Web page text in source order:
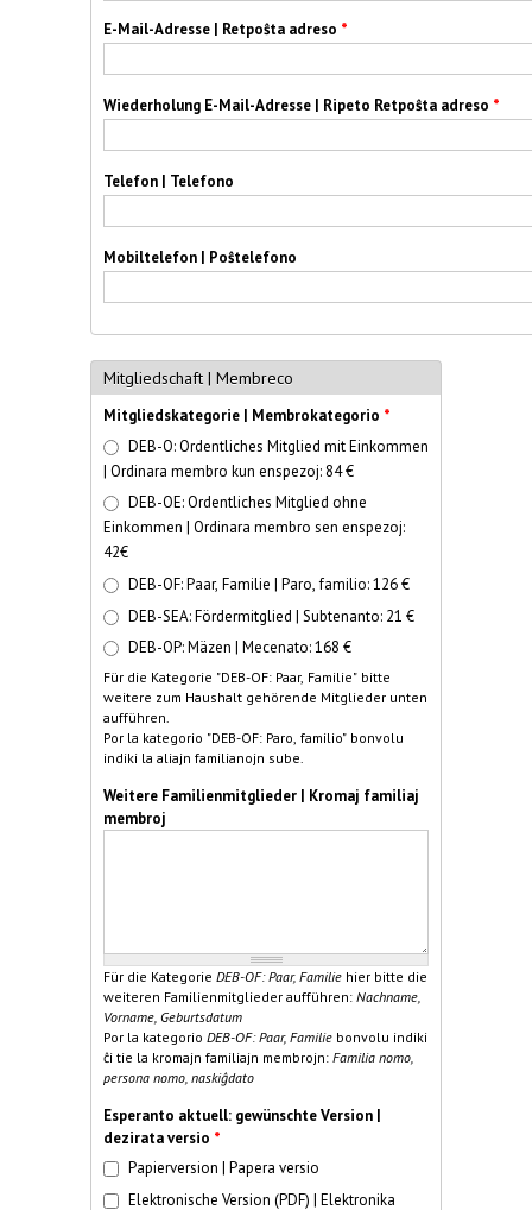
E-Mail-Adresse | Retpoŝta adreso *
Wiederholung E-Mail-Adresse | Ripeto Retpoŝta adreso *
Telefon | Telefono
Mobiltelefon | Poŝtelefono
Mitgliedschaft | Membreco
Mitgliedskategorie | Membrokategorio *
DEB-O: Ordentliches Mitglied mit Einkommen
| Ordinara membro kun enspezoj: 84 €
DEB-OE: Ordentliches Mitglied ohne
Einkommen | Ordinara membro sen enspezoj:
42€
DEB-OF: Paar, Familie | Paro, familio: 126 €
DEB-SEA: Fördermitglied | Subtenanto: 21 €
DEB-OP: Mäzen | Mecenato: 168 €
Für die Kategorie "DEB-OF: Paar, Familie" bitte
weitere zum Haushalt gehörende Mitglieder unten
aufführen.
Por la kategorio "DEB-OF: Paro, familio" bonvolu
indiki la aliajn familianojn sube.
Weitere Familienmitglieder | Kromaj familiaj
membroj
Für die Kategorie DEB-OF: Paar, Familie hier bitte die
weiteren Familienmitglieder aufführen: Nachname,
Vorname, Geburtsdatum
Por la kategorio DEB-OF: Paar, Familie bonvolu indiki
ĉi tie la kromajn familiajn membrojn: Familia nomo,
persona nomo, naskiĝdato
Esperanto aktuell: gewünschte Version |
dezirata versio *
Papierversion | Papera versio
Elektronische Version (PDF) | Elektronika